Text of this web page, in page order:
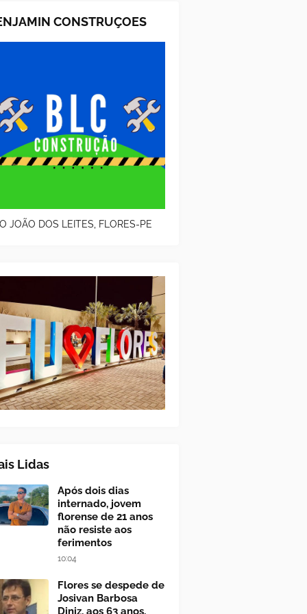
CONSTRUÇOES
JOÃO DOS LEITES, FLORES-PE
Lidas
Após dois dias
internado, jovem
florense de 21 anos
não resiste aos
ferimentos
10:04
Flores se despede de
Josivan Barbosa
Diniz, aos 63 anos,